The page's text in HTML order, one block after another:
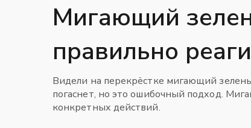
Мигающий
правильно
Видели на перекрёстке мигающий
погаснет, но это ошибочный подход.
конкретных действий.